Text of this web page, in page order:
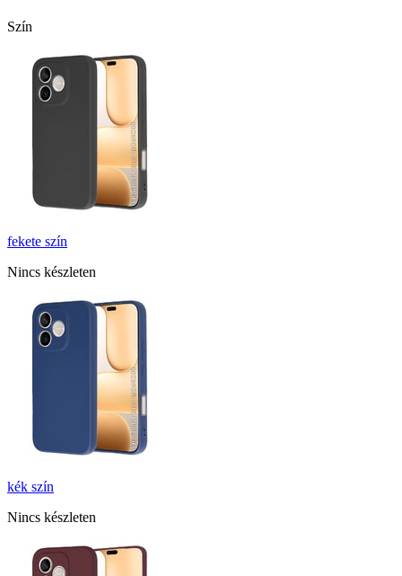
Szín
fekete szín
Nincs készleten
kék szín
Nincs készleten